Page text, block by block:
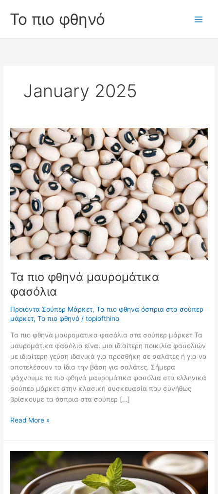
content
Το πιο φθηνό
January 2025
Τα πιο φθηνά μαυρομάτικα
φασόλια
Προιόντα Σούπερ Μάρκετ,Τα πιο φθηνά όσπρια στα σούπερ
μάρκετ,Το πιο φθηνό /topiofthino
Τα πιο φθηνά μαυρομάτικα φασόλια στα σούπερ μάρκετ Τα
μαυρομάτικα φασόλια είναι μια ιδιαίτερη ποικιλία φασολιών
με ιδιαίτερη γεύση ιδανικά για προσθήκη σε σαλάτες ή για να
αποτελέσουν τα ίδια την βάση για σαλάτες. Σήμερα
ψάχνουμε τα πιο φθηνά μαυρομάτικα φασόλια στα ελληνικά
σούπερ μάρκετ στην κλασική συσκευασία που συνήθως
βρίσκουμε τα όσπρια στα σούπερ […]
Τα
φθηνά
μαυρομάτικα
φασόλια
Read More »